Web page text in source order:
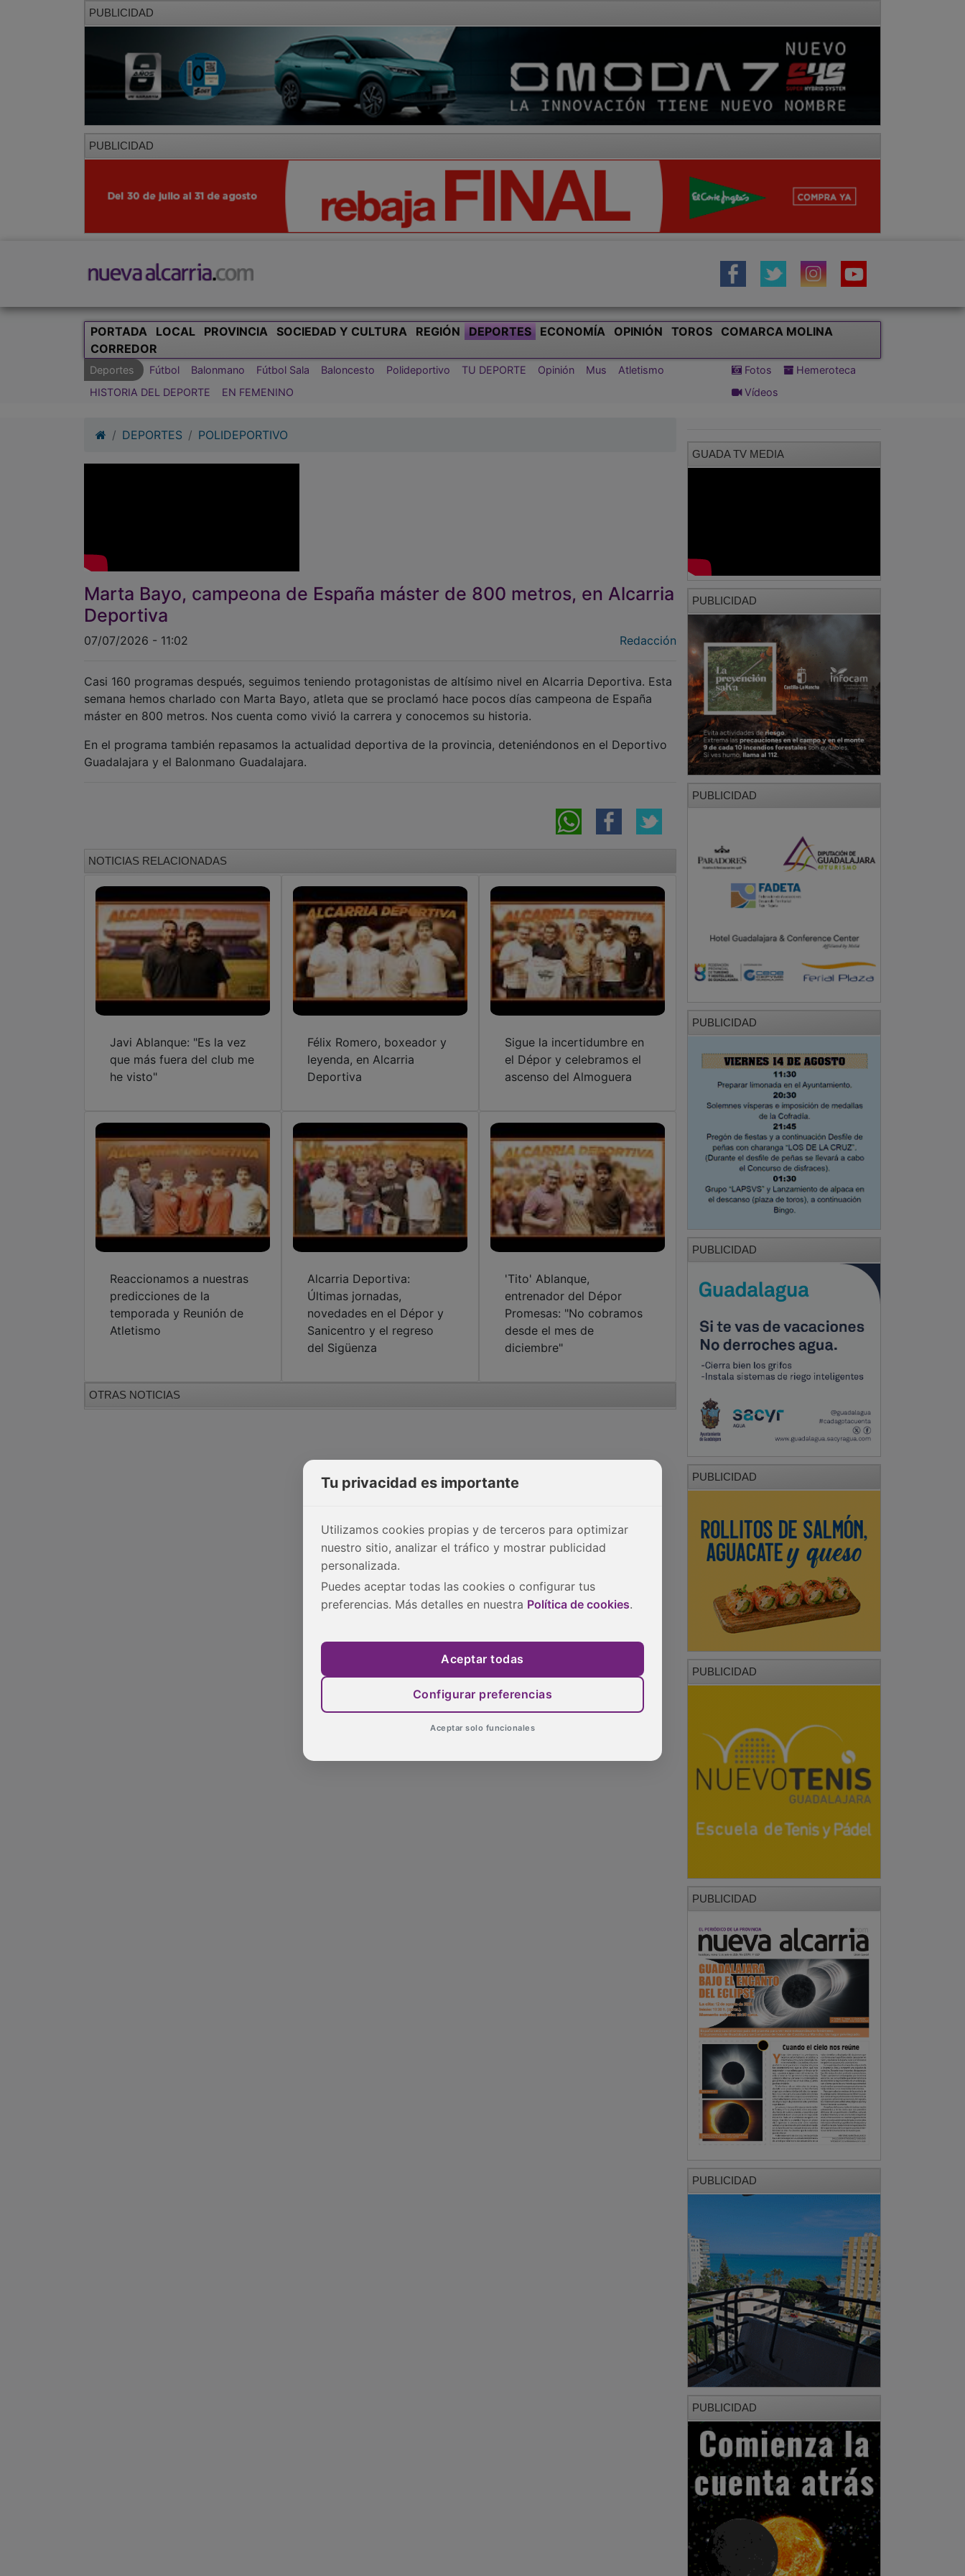
PUBLICIDAD
PUBLICIDAD
PORTADA LOCAL PROVINCIA SOCIEDAD Y CULTURA REGIÓN DEPORTES ECONOMÍA OPINIÓN TOROS
COMARCA MOLINA
CORREDOR
Deportes Fútbol Balonmano Fútbol Sala Baloncesto Polideportivo TU DEPORTE Opinión Mus
Atletismo
HISTORIA DEL DEPORTE
EN FEMENINO
Fotos
Hemeroteca
Vídeos
DEPORTES POLIDEPORTIVO
Marta Bayo, campeona de España máster de 800 metros, en Alcarria
Deportiva
07/07/2026 - 11:02 Redacción
Casi 160 programas después, seguimos teniendo protagonistas de altísimo nivel en Alcarria Deportiva. Esta
semana hemos charlado con Marta Bayo, atleta que se proclamó hace pocos días campeona de España
máster en 800 metros. Nos cuenta como vivió la carrera y conocemos su historia.
En el programa también repasamos la actualidad deportiva de la provincia, deteniéndonos en el Deportivo
Guadalajara y el Balonmano Guadalajara.
NOTICIAS RELACIONADAS
Javi Ablanque: "Es la vez
que más fuera del club me
he visto"
Félix Romero, boxeador y
leyenda, en Alcarria
Deportiva
Sigue la incertidumbre en
el Dépor y celebramos el
ascenso del Almoguera
Reaccionamos a nuestras
predicciones de la
temporada y Reunión de
Atletismo
Alcarria Deportiva:
Últimas jornadas,
novedades en el Dépor y
Sanicentro y el regreso
del Sigüenza
'Tito' Ablanque,
entrenador del Dépor
Promesas: "No cobramos
desde el mes de
diciembre"
OTRAS NOTICIAS
GUADA TV MEDIA
PUBLICIDAD
PUBLICIDAD
PUBLICIDAD
PUBLICIDAD
PUBLICIDAD
PUBLICIDAD
PUBLICIDAD
PUBLICIDAD
PUBLICIDAD
Tu privacidad es importante
Utilizamos cookies propias y de terceros para optimizar
nuestro sitio, analizar el tráfico y mostrar publicidad
personalizada.
Puedes aceptar todas las cookies o configurar tus
preferencias. Más detalles en nuestra Política de cookies.
Aceptar todas
Configurar preferencias
Aceptar solo funcionales